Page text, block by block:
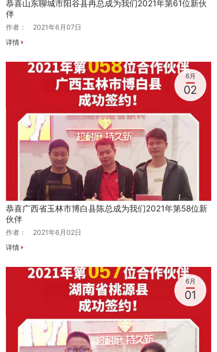
恭喜山东聊城市阳谷县冉总成为我们2021年第61位新伙
伴
作者： 2021年6月07日
详情
恭喜广西省玉林市博白县陈总成为我们2021年第58位新
伙伴
作者： 2021年6月02日
6月
02
详情
6月
01